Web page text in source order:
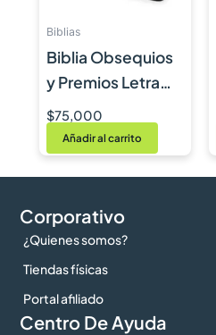
Biblias
Biblia Obsequios
y Premios Letra
Grande RVR1960
$75,000
Añadir al carrito
Corporativo
¿Quienes somos?
Tiendas físicas
Portal afiliado
Centro De Ayuda